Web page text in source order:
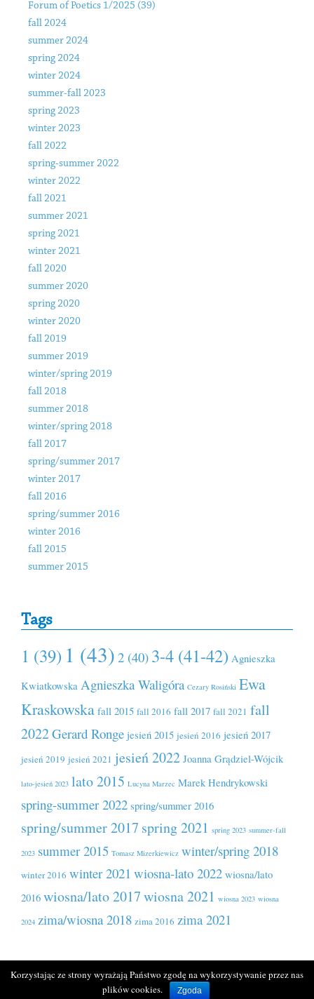
Forum of Poetics 1/2025 (39)
fall 2024
summer 2024
spring 2024
winter 2024
summer-fall 2023
spring 2023
winter 2023
fall 2022
spring-summer 2022
winter 2022
fall 2021
summer 2021
spring 2021
winter 2021
fall 2020
summer 2020
spring 2020
winter 2020
fall 2019
summer 2019
winter/spring 2019
fall 2018
summer 2018
winter/spring 2018
fall 2017
spring/summer 2017
winter 2017
fall 2016
spring/summer 2016
winter 2016
fall 2015
summer 2015
Tags
1 (39) 1 (43) 2 (40) 3-4 (41-42) Agnieszka
Kwiatkowska Agnieszka Waligóra Cezary Rosiński Ewa
Kraskowska fall 2015 fall 2016 fall 2017 fall 2021 fall
2022Gerard Ronge jesień 2015 jesień 2016 jesień 2017
jesień 2019 jesień 2021 jesień 2022 Joanna Grądziel-Wójcik
lato-jesień 2023 lato 2015 Lucyna Marzec Marek Hendrykowski
spring-summer 2022 spring/summer 2016
spring/summer 2017 spring 2021 spring 2023 summer-fall
2023 summer 2015 Tomasz Mizerkiewicz winter/spring 2018
winter 2016 winter 2021 wiosna-lato 2022 wiosna/lato
2016 wiosna/lato 2017wiosna 2021 wiosna 2023 wiosna
2024 zima/wiosna 2018 zima 2016 zima 2021
Korzystając ze strony wyrażają Państwo zgodę na wykorzystywanie przez nas
plików cookies.
Zgoda